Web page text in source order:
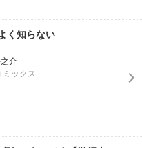
く知らない
介
ックス